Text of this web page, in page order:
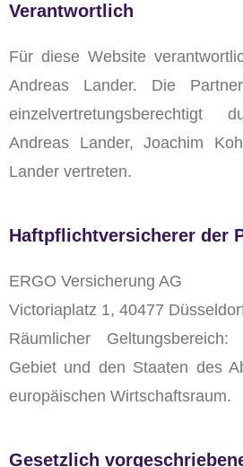
Verantwortlich
Für diese Website
Andreas Lander. Die
Andreas Lander, Joachim
Lander vertreten.
Haftpflichtversicherer der
ERGO Versicherung AG
Victoriaplatz 1, 40477
Räumlicher
Gebiet und den Staaten des
europäischen Wirtschaftsraum.
Gesetzlich